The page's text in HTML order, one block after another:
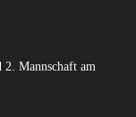
2. Mannschaft am